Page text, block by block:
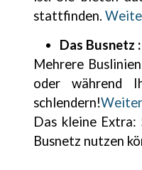
stattfinden.
Das Busnetz :
Mehrere
oder während
schlendern!
Das kleine Extra:
Busnetz nutzen